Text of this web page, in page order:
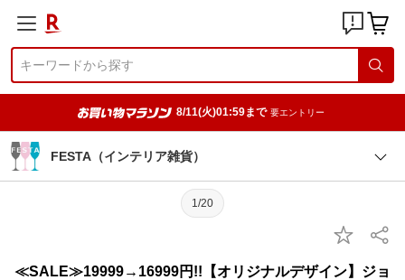
8/11(火)01:59まで 要エントリー
FESTA（インテリア雑貨）
1/20
≪SALE≫19999→16999円!!【オリジナルデザイン】ジョ